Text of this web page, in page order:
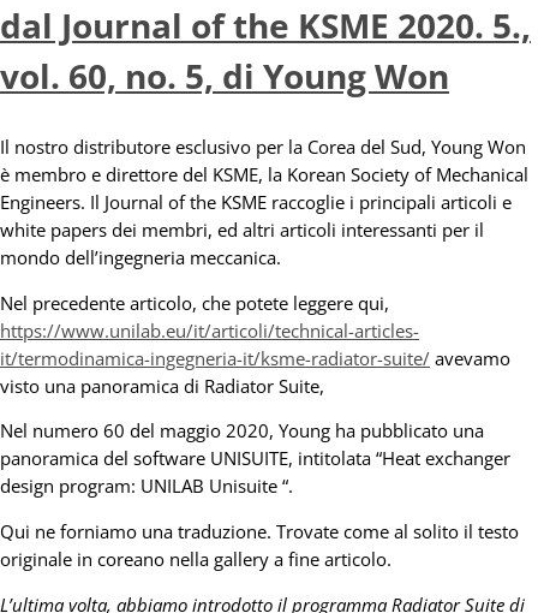
dal Journal of the KSME 2020. 5.,
vol. 60, no. 5, di Young Won
Il nostro distributore esclusivo per la Corea del Sud, Young Won
è membro e direttore del KSME, la Korean Society of Mechanical
Engineers. Il Journal of the KSME raccoglie i principali articoli e
white papers dei membri, ed altri articoli interessanti per il
mondo dell’ingegneria meccanica.
Nel precedente articolo, che potete leggere qui,
https://www.unilab.eu/it/articoli/technical-articles-
it/termodinamica-ingegneria-it/ksme-radiator-suite/ avevamo
visto una panoramica di Radiator Suite,
Nel numero 60 del maggio 2020, Young ha pubblicato una
panoramica del software UNISUITE, intitolata “Heat exchanger
design program: UNILAB Unisuite “.
Qui ne forniamo una traduzione. Trovate come al solito il testo
originale in coreano nella gallery a fine articolo.
L’ultima volta, abbiamo introdotto il programma Radiator Suite di